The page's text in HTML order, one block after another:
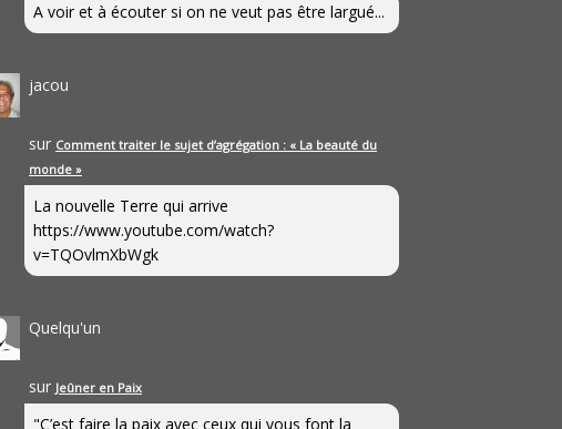
A voir et à écouter si on ne veut pas être largué...
jacou
sur Comment traiter le sujet d’agrégation : « La beauté du
monde »
La nouvelle Terre qui arrive
https://www.youtube.com/watch?
v=TQOvlmXbWgk
Quelqu'un
sur Jeûner en Paix
"C’est faire la paix avec ceux qui vous font la